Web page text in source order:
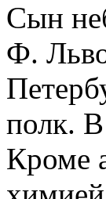
Сын
Ф.
полк.
Кроме